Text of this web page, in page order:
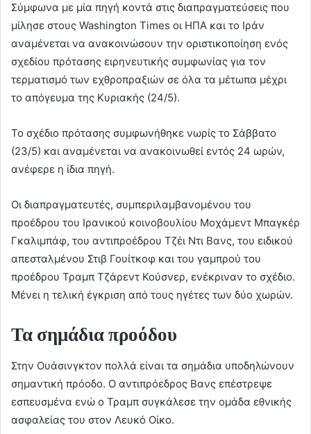
Σύμφωνα με μία πηγή κοντά στις διαπραγματεύσεις που
μίλησε στους Washington Times οι ΗΠΑ και το Ιράν
αναμένεται να ανακοινώσουν την οριστικοποίηση ενός
σχεδίου πρότασης ειρηνευτικής συμφωνίας για τον
τερματισμό των εχθροπραξιών σε όλα τα μέτωπα μέχρι
το απόγευμα της Κυριακής (24/5).
Το σχέδιο πρότασης συμφωνήθηκε νωρίς το Σάββατο
(23/5) και αναμένεται να ανακοινωθεί εντός 24 ωρών,
ανέφερε η ίδια πηγή.
Οι διαπραγματευτές, συμπεριλαμβανομένου του
προέδρου του Ιρανικού κοινοβουλίου Μοχάμεντ Μπαγκέρ
Γκαλιμπάφ, του αντιπροέδρου Τζέι Ντι Βανς, του ειδικού
απεσταλμένου Στιβ Γουίτκοφ και του γαμπρού του
προέδρου Τραμπ Τζάρεντ Κούσνερ, ενέκριναν το σχέδιο.
Μένει η τελική έγκριση από τους ηγέτες των δύο χωρών.
Τα σημάδια προόδου
Στην Ουάσινγκτον πολλά είναι τα σημάδια υποδηλώνουν
σημαντική πρόοδο. Ο αντιπρόεδρος Βανς επέστρεψε
εσπευσμένα ενώ ο Τραμπ συγκάλεσε την ομάδα εθνικής
ασφαλείας του στον Λευκό Οίκο.